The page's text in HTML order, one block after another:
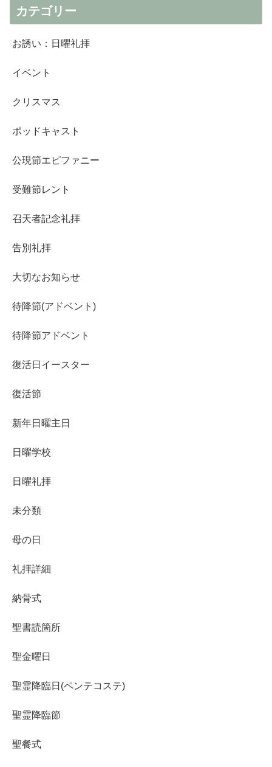
カテゴリー
お誘い：日曜礼拝
イベント
クリスマス
ポッドキャスト
公現節エピファニー
受難節レント
召天者記念礼拝
告別礼拝
大切なお知らせ
待降節(アドベント)
待降節アドベント
復活日イースター
復活節
新年日曜主日
日曜学校
日曜礼拝
未分類
母の日
礼拝詳細
納骨式
聖書読箇所
聖金曜日
聖霊降臨日(ペンテコステ)
聖霊降臨節
聖餐式